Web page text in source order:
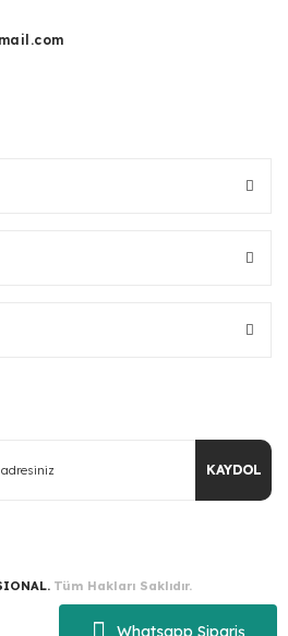
Whatsapp Sipariş
KAYDOL
Tüm Hakları Saklıdır.